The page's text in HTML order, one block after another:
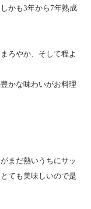
かも3年から7年熟成
ろやか、そして程よ
かな味わいがお料理
まだ熱いうちにサッ
ても美味しいので是